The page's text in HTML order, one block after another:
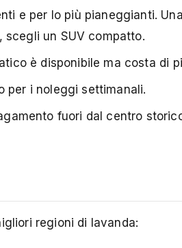
e per lo più pianeggianti.
un SUV compatto.
è disponibile ma costa di
per i noleggi settimanali.
fuori dal centro
regioni di lavanda: